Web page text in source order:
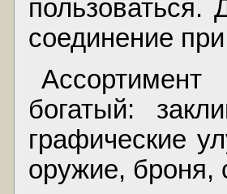
пользоваться.
соединение
богатый:
графические
оружие, броня,